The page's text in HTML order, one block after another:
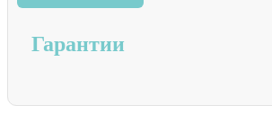
Гарантии